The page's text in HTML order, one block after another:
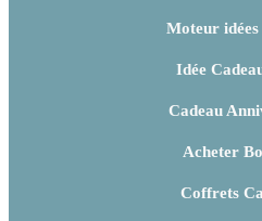
Moteur idées
Idée
Cadeau
Acheter
Coffrets